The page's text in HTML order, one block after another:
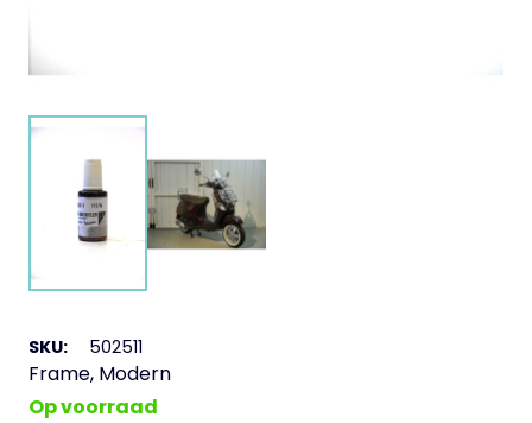
SKU: 502511
Frame, Modern
Op voorraad